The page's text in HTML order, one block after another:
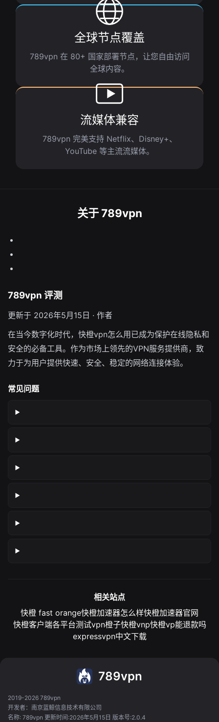
全球节点覆盖
789vpn 在 80+ 国家部署节点，让您自由访问
全球内容。
流媒体兼容
789vpn 完美支持 Netflix、Disney+、
YouTube 等主流流媒体。
关于 789vpn
789vpn 评测
更新于 2026年5月15日 · 作者
在当今数字化时代，快橙vpn怎么用已成为保护在线隐私和
安全的必备工具。作为市场上领先的VPN服务提供商，致
力于为用户提供快速、安全、稳定的网络连接体验。
常见问题
相关站点
快橙 fast orange快橙加速器怎么样快橙加速器官网
快橙客户端各平台测试vpn橙子快橙vnp快橙vp能退款吗
expressvpn中文下载
789vpn
2019-2026 789vpn
开发者：南京蓝鲸信息技术有限公司
名称: 789vpn 更新时间:2026年5月15日 版本号:2.0.4